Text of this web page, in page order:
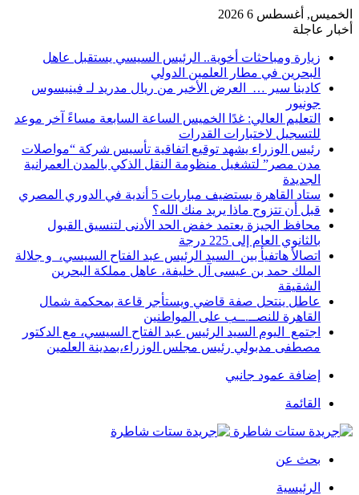
الخميس, أغسطس 6 2026
أخبار عاجلة
زيارة ومباحثات أخوية.. الرئيس السيسي يستقبل عاهل
البحرين في مطار العلمين الدولي
كادينا سير … العرض الأخير من ريال مدريد لـ فينيسوس
جونيور
التعليم العالي: غدًا الخميس الساعة السابعة مساءً آخر موعد
للتسجيل لاختبارات القدرات
رئيس الوزراء يشهد توقيع اتفاقية تأسيس شركة “مواصلات
مدن مصر” لتشغيل منظومة النقل الذكي بالمدن العمرانية
الجديدة
ستاد القاهرة يستضيف مباريات 5 أندية في الدوري المصري
قبل أن تتزوج ماذا يريد منك الله؟
محافظ الجيزة يعتمد خفض الحد الأدنى لتنسيق القبول
بالثانوي العام إلى 225 درجة
اتصالأ هاتفيأ بين السيد الرئيس عبد الفتاح السيسي، و جلالة
الملك حمد بن عيسى آل خليفة، عاهل مملكة البحرين
الشقيقة
عاطل ينتحل صفة قاضي ويستأجر قاعة بمحكمة شمال
القاهرة للنصــ.ــب على المواطنين
اجتمع اليوم السيد الرئيس عبد الفتاح السيسي، مع الدكتور
مصطفى مدبولي رئيس مجلس الوزراء،بمدينة العلمين
إضافة عمود جانبي
القائمة
بحث عن
الرئيسية